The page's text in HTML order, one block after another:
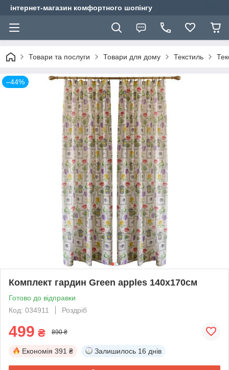
інтернет-магазин комфортного шопінгу
Товари та послуги Товари для дому Текстиль
–44%
Комплект гардин Green apples 140х170см
Готово до відправки
Код: 034911
Роздріб
499 ₴ 890 ₴
Економія 391 ₴ Залишилось 16 днів